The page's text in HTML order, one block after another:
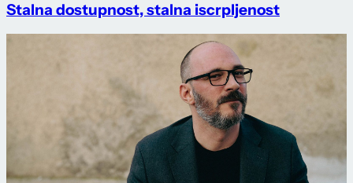
Stalna dostupnost, stalna iscrpljenost